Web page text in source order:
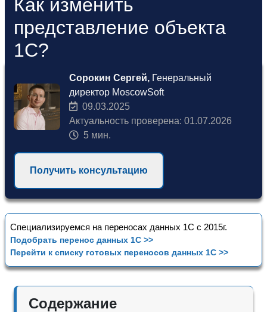
Как изменить
представление объекта
1С?
Сорокин Сергей, Генеральный
директор MoscowSoft
09.03.2025
Актуальность проверена: 01.07.2026
5 мин.
Получить консультацию
Специализируемся на переносах данных 1С с 2015г.
Подобрать перенос данных 1С >>
Перейти к списку готовых переносов данных 1С >>
Содержание